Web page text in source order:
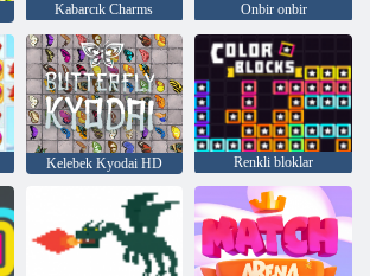
Kabarcık Charms Onbir onbir
Kelebek Kyodai HD Renkli bloklar